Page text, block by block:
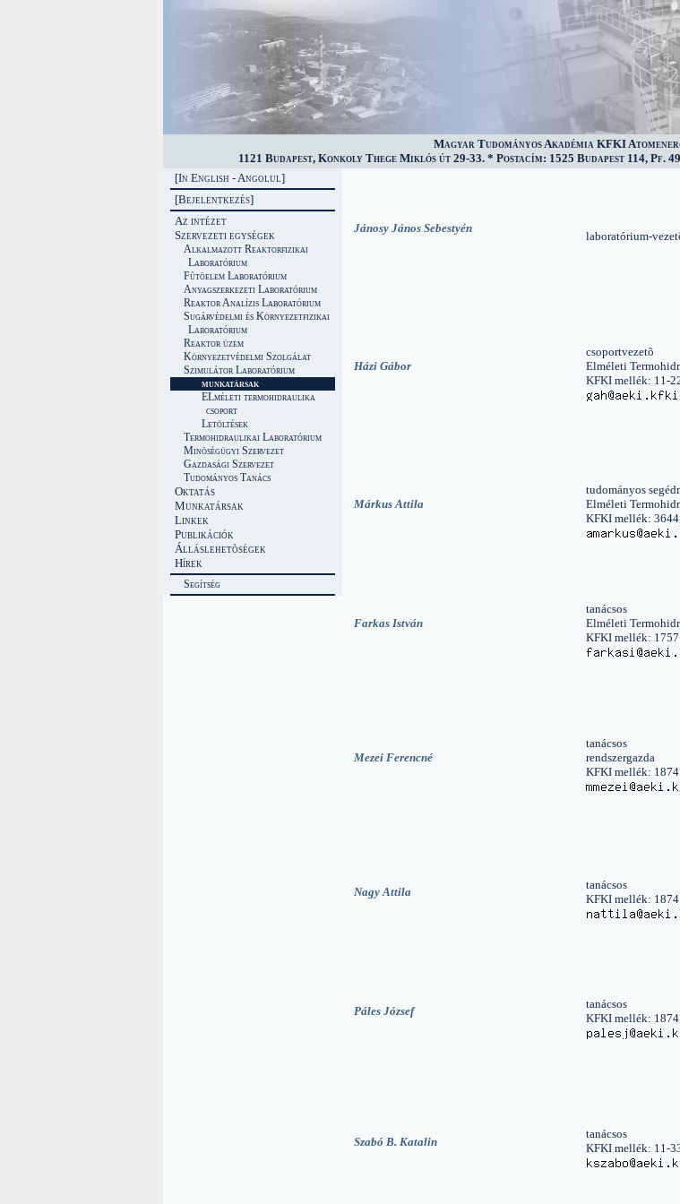
Magyar Tudományos Akadémia KFKI
1121 Budapest, Konkoly Thege Miklós út 29-33. * Postacím: 1525 Budapest 114, Pf.
[In English - Angolul]
[Bejelentkezés]
Az intézet
Szervezeti egységek
Alkalmazott Reaktorfizikai
Laboratórium
Fûtõelem Laboratórium
Anyagszerkezeti Laboratórium
Reaktor Analízis Laboratórium
Sugárvédelmi és Környezetfizikai
Laboratórium
Reaktor üzem
Környezetvédelmi Szolgálat
Szimulátor Laboratórium
munkatársak
ELméleti termohidraulika
csoport
Letöltések
Termohidraulikai Laboratórium
Minõségügyi Szervezet
Gazdasági Szervezet
Tudományos Tanács
Oktatás
Munkatársak
Linkek
Publikációk
Álláslehetõségek
Hírek
Segítség
Jánosy János Sebestyén
laboratórium-
Házi Gábor
csoportvezetõ
Elméleti
KFKI mellék: 11-
Márkus Attila
tudományos
Elméleti
KFKI mellék: 3644
Farkas István
tanácsos
Elméleti
KFKI mellék: 1757
Mezei Ferencné
tanácsos
rendszergazda
KFKI mellék: 1874
Nagy Attila
tanácsos
KFKI mellék: 1874
Páles József
tanácsos
KFKI mellék: 1874
Szabó B. Katalin
tanácsos
KFKI mellék: 11-